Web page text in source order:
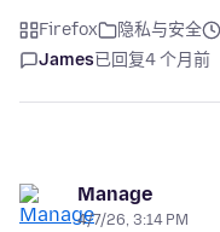
Firefox 隐私与安全
James已回复4 个月前
Manage
4/7/26, 3:14 PM